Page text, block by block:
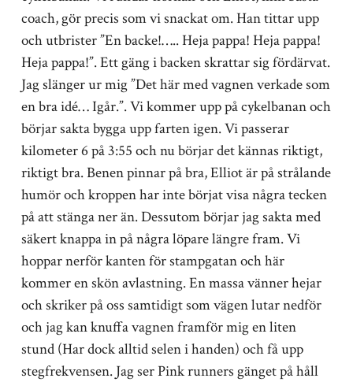
coach, gör precis som vi snackat om. Han tittar upp
och utbrister ”En backe!….. Heja pappa! Heja pappa!
Heja pappa!”. Ett gäng i backen skrattar sig fördärvat.
Jag slänger ur mig ”Det här med vagnen verkade som
en bra idé… Igår.”. Vi kommer upp på cykelbanan och
börjar sakta bygga upp farten igen. Vi passerar
kilometer 6 på 3:55 och nu börjar det kännas riktigt,
riktigt bra. Benen pinnar på bra, Elliot är på strålande
humör och kroppen har inte börjat visa några tecken
på att stänga ner än. Dessutom börjar jag sakta med
säkert knappa in på några löpare längre fram. Vi
hoppar nerför kanten för stampgatan och här
kommer en skön avlastning. En massa vänner hejar
och skriker på oss samtidigt som vägen lutar nedför
och jag kan knuffa vagnen framför mig en liten
stund (Har dock alltid selen i handen) och få upp
stegfrekvensen. Jag ser Pink runners gänget på håll